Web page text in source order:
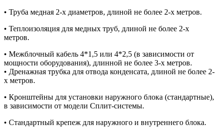
• Труба медная 2-х диаметров, длиной не более 2-х метров.
• Теплоизоляция для медных труб, длиной не более 2-х
метров.
• Межблочный кабель 4*1,5 или 4*2,5 (в зависимости от
мощности оборудования), длинной не более 3-х метров.
• Дренажная трубка для отвода конденсата, длиной не более 2-
х метров.
• Кронштейны для установки наружного блока (стандартные),
в зависимости от модели Сплит-системы.
• Стандартный крепеж для наружного и внутреннего блока.